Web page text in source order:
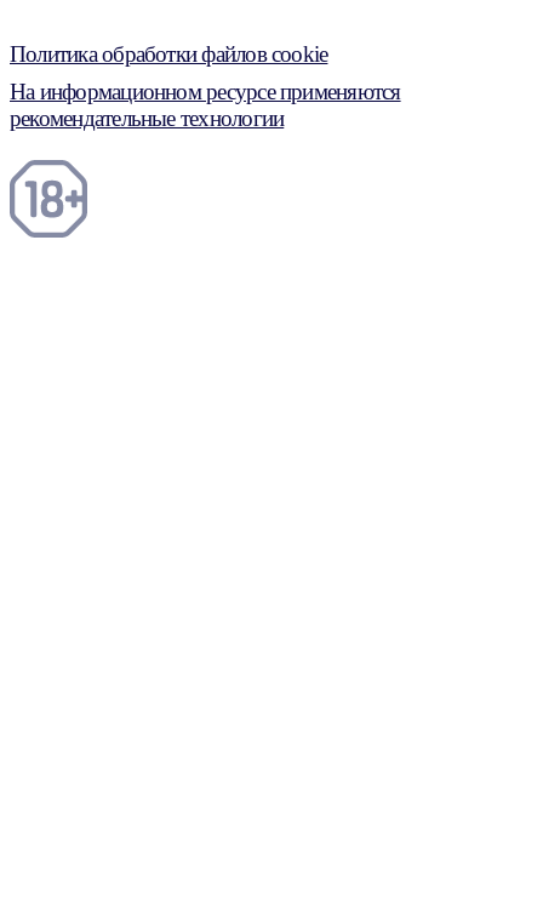
Политика обработки файлов cookie
На информационном ресурсе применяются
рекомендательные технологии